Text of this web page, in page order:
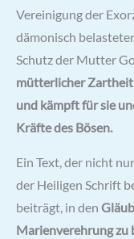
Vereinigung der
dämonisch
Schutz der Mutter
mütterlicher Zartheit
und kämpft für sie
Kräfte des Bösen.
Ein Text, der nicht
der Heiligen Schrift
beiträgt, in den
Marienverehrung zu